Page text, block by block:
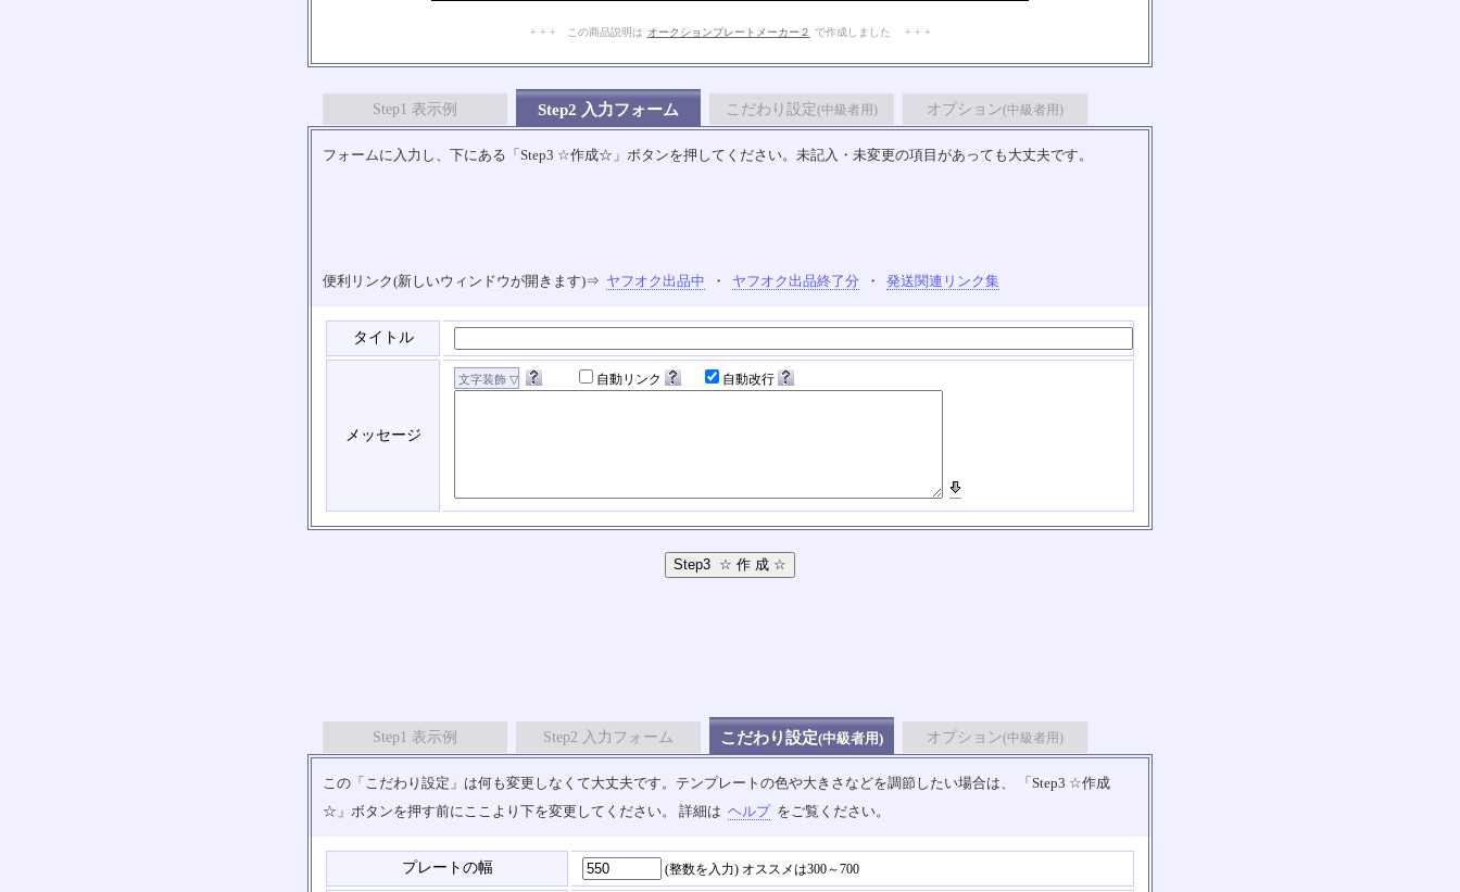
+ + + この商品説明は オークションプレートメーカー２ で作成しました + + +
Step1 表示例 Step2 入力フォーム こだわり設定(中級者用) オプション(中級者用)
フォームに入力し、下にある「Step3 ☆作成☆」ボタンを押してください。未記入・未変更の項目があっても大丈夫です。
便利リンク(新しいウィンドウが開きます)⇒ ヤフオク出品中 ・ ヤフオク出品終了分 ・ 発送関連リンク集
タイトル
メッセージ
自動リンク 自動改行
Step1 表示例 Step2 入力フォーム こだわり設定(中級者用) オプション(中級者用)
この「こだわり設定」は何も変更しなくて大丈夫です。テンプレートの色や大きさなどを調節したい場合は、 「Step3 ☆作成
☆」ボタンを押す前にここより下を変更してください。 詳細は ヘルプ をご覧ください。
プレートの幅 (整数を入力) オススメは300～700